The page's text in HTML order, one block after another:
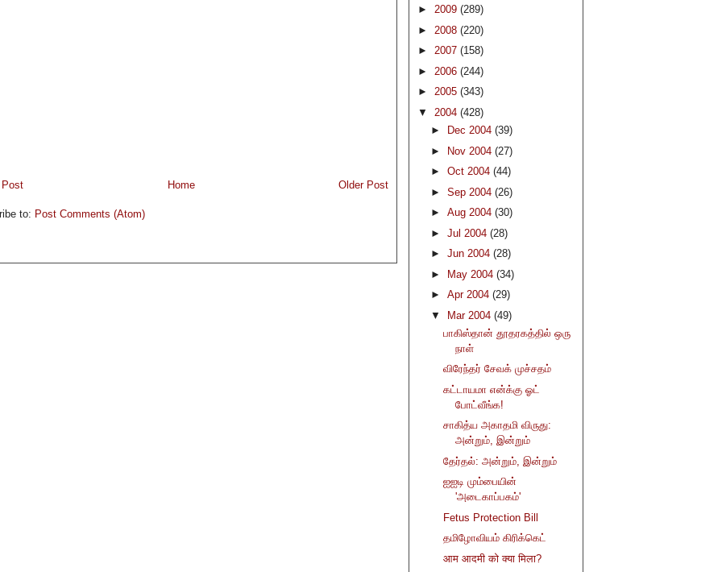
Post Older Post
Home
to: Post Comments (Atom)
► 2009 (289)
► 2008 (220)
► 2007 (158)
► 2006 (244)
► 2005 (343)
▼ 2004 (428)
►
Dec 2004 (39)
► Nov 2004 (27)
► Oct 2004 (44)
► Sep 2004 (26)
► Aug 2004 (30)
► Jul 2004 (28)
► Jun 2004 (28)
► May 2004 (34)
► Apr 2004 (29)
▼ Mar 2004 (49)
பாகிஸ்தான் தூதரகத்தில் ஒரு
நாள்
விரேந்தர் சேவக் முச்சதம்
கட்டாயமா என்க்கு ஓட்
போட்வீங்க!
சாகித்ய அகாதமி விருது:
அன்றும், இன்றும்
தேர்தல்: அன்றும், இன்றும்
ஐஐடி மும்பையின்
'அடைகாப்பகம்'
Fetus Protection Bill
தமிழோவியம் கிரிக்கெட்
आम आदमी को क्या मिला?